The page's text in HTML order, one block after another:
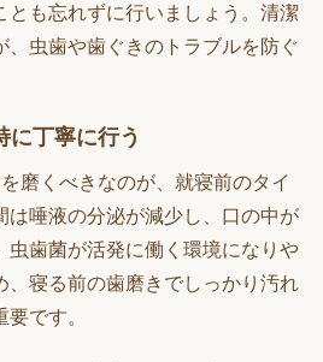
とも忘れずに行いましょう。清潔
、虫歯や歯ぐきのトラブルを防ぐ
に丁寧に行う
磨くべきなのが、就寝前のタイ
は唾液の分泌が減少し、口の中が
虫歯菌が活発に働く環境になりや
、寝る前の歯磨きでしっかり汚れ
です。